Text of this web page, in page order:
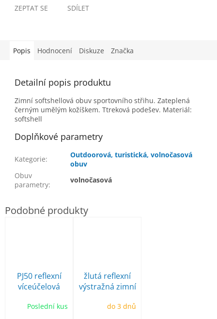
ZEPTAT SE SDÍLET
Popis Hodnocení Diskuze Značka
Detailní popis produktu
Zimní softshellová obuv sportovního střihu. Zateplená
černým umělým kožíškem. Ttreková podešev. Materiál:
softshell
Doplňkové parametry
Kategorie:
Outdoorová, turistická, volnočasová
obuv
Obuv
parametry:
volnočasová
PJ50 reflexní
víceúčelová
Poslední kus
žlutá reflexní
výstražná zimní
do 3 dnů